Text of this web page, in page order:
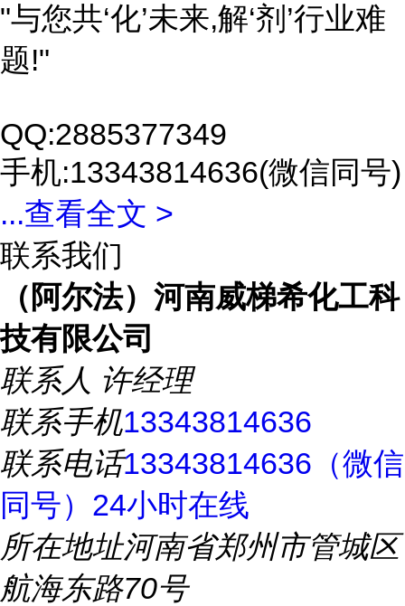
"与您共‘化’未来,解‘剂’行业难
题!"
QQ:2885377349
手机:13343814636(微信同号)
...查看全文 >
联系我们
（阿尔法）河南威梯希化工科
技有限公司
联系人 许经理
联系手机13343814636
联系电话13343814636（微信
同号）24小时在线
所在地址河南省郑州市管城区
航海东路70号